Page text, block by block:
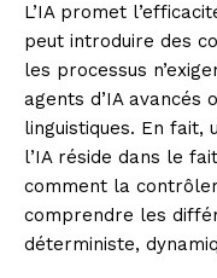
L’IA promet
peut introduire des
les processus
agents d’IA avancés
linguistiques. En fait,
l’IA réside dans le
comment la
comprendre les
déterministe,